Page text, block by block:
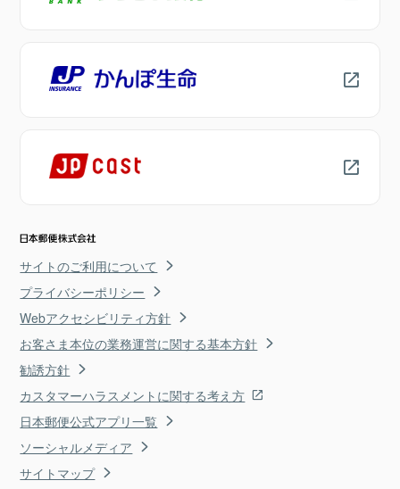
サイトのご利用について
プライバシーポリシー
Webアクセシビリティ方針
お客さま本位の業務運営に関する基本方針
勧誘方針
カスタマーハラスメントに関する考え方
日本郵便公式アプリ一覧
ソーシャルメディア
サイトマップ